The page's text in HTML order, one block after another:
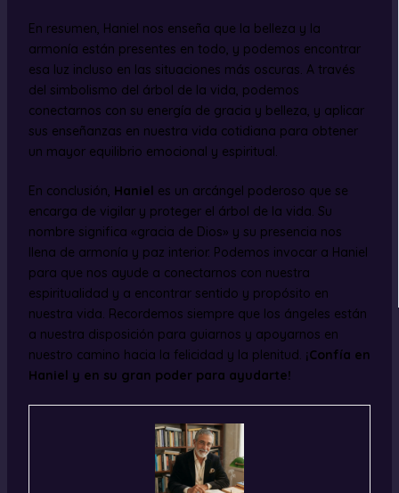
En resumen, Haniel nos enseña que la belleza y la
armonía están presentes en todo, y podemos encontrar
esa luz incluso en las situaciones más oscuras. A través
del simbolismo del árbol de la vida, podemos
conectarnos con su energía de gracia y belleza, y aplicar
sus enseñanzas en nuestra vida cotidiana para obtener
un mayor equilibrio emocional y espiritual.
En conclusión, Haniel es un arcángel poderoso que se
encarga de vigilar y proteger el árbol de la vida. Su
nombre significa «gracia de Dios» y su presencia nos
llena de armonía y paz interior. Podemos invocar a Haniel
para que nos ayude a conectarnos con nuestra
espiritualidad y a encontrar sentido y propósito en
nuestra vida. Recordemos siempre que los ángeles están
a nuestra disposición para guiarnos y apoyarnos en
nuestro camino hacia la felicidad y la plenitud. ¡Confía en
Haniel y en su gran poder para ayudarte!